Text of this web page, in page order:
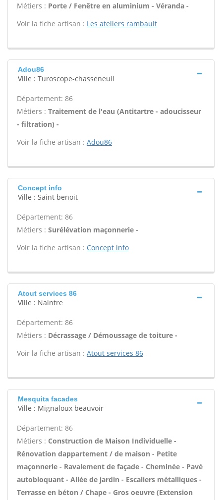
Métiers : Porte / Fenêtre en aluminium - Véranda -
Voir la fiche artisan : Les ateliers rambault
Adou86
Ville : Turoscope-chasseneuil
Département: 86
Métiers : Traitement de l'eau (Antitartre - adoucisseur
- filtration) -
Voir la fiche artisan : Adou86
Concept info
Ville : Saint benoit
Département: 86
Métiers : Surélévation maçonnerie -
Voir la fiche artisan : Concept info
Atout services 86
Ville : Naintre
Département: 86
Métiers : Décrassage / Démoussage de toiture -
Voir la fiche artisan : Atout services 86
Mesquita facades
Ville : Mignaloux beauvoir
Département: 86
Métiers : Construction de Maison Individuelle -
Rénovation dappartement / de maison - Petite
maçonnerie - Ravalement de façade - Cheminée - Pavé
autobloquant - Allée de jardin - Escaliers métalliques -
Terrasse en béton / Chape - Gros oeuvre (Extension